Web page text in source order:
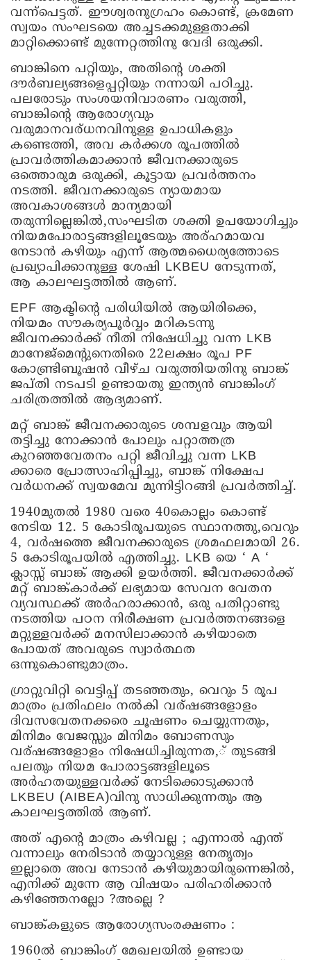
വന്ന്പെട്ടത്. ഈശ്വരനുഗ്രഹം കൊണ്ട്, ക്രമേണ
സ്വയം സംഘടയെ അച്ചടക്കമുള്ളതാക്കി
മാറ്റിക്കൊണ്ട് മുന്നേറ്റത്തിനു വേദി ഒരുക്കി.
ബാങ്കിനെ പറ്റിയും, അതിന്റെ ശക്തി
ദൗർബല്യങ്ങളെപ്പറ്റിയും നന്നായി പഠിച്ചു.
പലരോടും സംശയനിവാരണം വരുത്തി,
ബാങ്കിന്റെ ആരോഗ്യവും
വരുമാനവര്ധനവിനുള്ള ഉപാധികളും
കണ്ടെത്തി, അവ കർക്കശ രൂപത്തിൽ
പ്രാവർത്തികമാക്കാൻ ജീവനക്കാരുടെ
ഒത്തൊരുമ ഒരുക്കി, കൂട്ടായ പ്രവർത്തനം
നടത്തി. ജീവനക്കാരുടെ ന്യായമായ
അവകാശങ്ങൾ മാന്യമായി
തരുന്നില്ലെങ്കിൽ,സംഘടിത ശക്തി ഉപയോഗിച്ചും
നിയമപോരാട്ടങ്ങളിലൂടേയും അര്ഹമായവ
നേടാൻ കഴിയും എന്ന് ആത്മധൈര്യത്തോടെ
പ്രഖ്യാപിക്കാനുള്ള ശേഷി LKBEU നേടുന്നത്,
ആ കാലഘട്ടത്തിൽ ആണ്.
EPF ആക്ടിന്റെ പരിധിയിൽ ആയിരിക്കെ,
നിയമം സൗകര്യപൂർവ്വം മറികടന്നു
ജീവനക്കാർക്ക് നീതി നിഷേധിച്ചു വന്ന LKB
മാനേജ്മെന്റുനെതിരെ 22ലക്ഷം രൂപ PF
കോണ്ട്രിബൂഷൻ വീഴ്ച വരുത്തിയതിനു ബാങ്ക്
ജപ്തി നടപടി ഉണ്ടായതു ഇന്ത്യൻ ബാങ്കിംഗ്
ചരിത്രത്തിൽ ആദ്യമാണ്.
മറ്റ് ബാങ്ക് ജീവനക്കാരുടെ ശമ്പളവും ആയി
തട്ടിച്ചു നോക്കാൻ പോലും പറ്റാത്തത്ര
കുറഞ്ഞവേതനം പറ്റി ജീവിച്ചു വന്ന LKB
ക്കാരെ പ്രോത്സാഹിപ്പിച്ചു, ബാങ്ക് നിക്ഷേപ
വർധനക്ക് സ്വയമേവ മുന്നിട്ടിറങ്ങി പ്രവർത്തിച്ച്.
1940മുതൽ 1980 വരെ 40കൊല്ലം കൊണ്ട്
നേടിയ 12. 5 കോടിരൂപയുടെ സ്ഥാനത്തു,വെറും
4, വർഷത്തെ ജീവനക്കാരുടെ ശ്രമഫലമായി 26.
5 കോടിരൂപയിൽ എത്തിച്ചു. LKB യെ ‘ A ‘
ക്ലാസ്സ്‌ ബാങ്ക് ആക്കി ഉയർത്തി. ജീവനക്കാർക്ക്
മറ്റ് ബാങ്ക്കാർക്ക് ലഭ്യമായ സേവന വേതന
വ്യവസ്ഥക്ക് അർഹരാക്കാൻ, ഒരു പതിറ്റാണ്ടു
നടത്തിയ പഠന നിരീക്ഷണ പ്രവർത്തനങ്ങളെ
മറ്റുള്ളവർക്ക് മനസിലാക്കാൻ കഴിയാതെ
പോയത് അവരുടെ സ്വാർത്ഥത
ഒന്നുകൊണ്ടുമാത്രം.
ഗ്രാറ്റുവിറ്റി വെട്ടിപ്പ് തടഞ്ഞതും, വെറും 5 രൂപ
മാത്രം പ്രതിഫലം നൽകി വര്ഷങ്ങളോളം
ദിവസവേതനക്കരെ ചൂഷണം ചെയ്യുന്നതും,
മിനിമം വേജസ്സും മിനിമം ബോണസും
വര്ഷങ്ങളോളം നിഷേധിച്ചിരുന്നത,് തുടങ്ങി
പലതും നിയമ പോരാട്ടങ്ങളിലൂടെ
അർഹതയുള്ളവർക്ക് നേടിക്കൊടുക്കാൻ
LKBEU (AIBEA)വിനു സാധിക്കുന്നതും ആ
കാലഘട്ടത്തിൽ ആണ്.
അത് എന്റെ മാത്രം കഴിവല്ല ; എന്നാൽ എന്ത്
വന്നാലും നേരിടാൻ തയ്യാറുള്ള നേതൃത്വം
ഇല്ലാതെ അവ നേടാൻ കഴിയുമായിരുന്നെങ്കിൽ,
എനിക്ക് മുന്നേ ആ വിഷയം പരിഹരിക്കാൻ
കഴിഞ്ഞേനല്ലോ ?അല്ലെ ?
ബാങ്ക്കളുടെ ആരോഗ്യസംരക്ഷണം :
1960ൽ ബാങ്കിംഗ് മേഖലയിൽ ഉണ്ടായ